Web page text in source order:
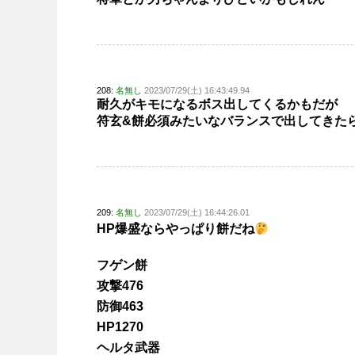
208: 名無し 2023/07/29(土) 16:43:49.94
耐久がキモになるボス出してくるかもだが
符玄&餅必須みたいなバランスで出してきた
209: 名無し 2023/07/29(土) 16:44:26.01
HP爆盛ならやっぱり餅だね
フゲン餅
攻撃476
防御463
HP1270
ヘルタ武器